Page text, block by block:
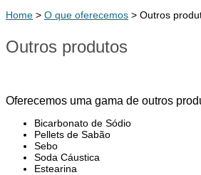
Home > O que oferecemos > Outros
Outros produtos
Oferecemos uma gama de outros
Bicarbonato de Sódio
Pellets de Sabão
Sebo
Soda Cáustica
Estearina